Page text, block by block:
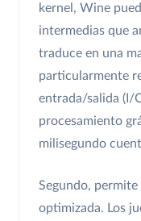
kernel, Wine
intermedias que
traduce en una
particularmente
entrada/salida (I/
procesamiento
milisegundo
Segundo,
optimizada. Los